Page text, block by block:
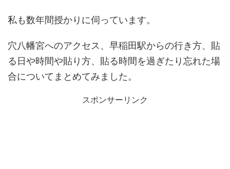
私も数年間授かりに伺っています。
穴八幡宮へのアクセス、早稲田駅からの行き方、貼
る日や時間や貼り方、貼る時間を過ぎたり忘れた場
合についてまとめてみました。
スポンサーリンク